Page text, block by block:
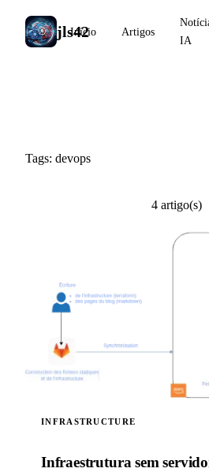
jls42
Início Artigos
IA
Tags: devops
4 artigo(s)
INFRASTRUCTURE
Infraestrutura sem